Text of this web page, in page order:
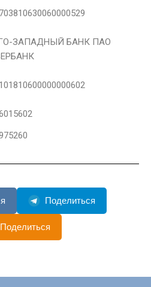
ЗАПАДНЫЙ БАНК ПАО
Поделиться
Поделиться